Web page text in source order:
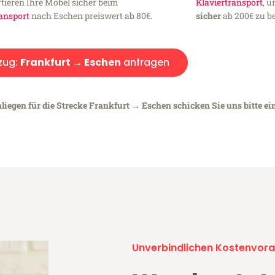
nach Eschen preiswert ab 80€.
sicherab 200€ zu
Frankfurt → Eschen anfragen
für die Strecke Frankfurt → Eschen schicken Sie uns bitte
Unverbindlichen